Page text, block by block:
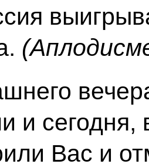
и
Вас и